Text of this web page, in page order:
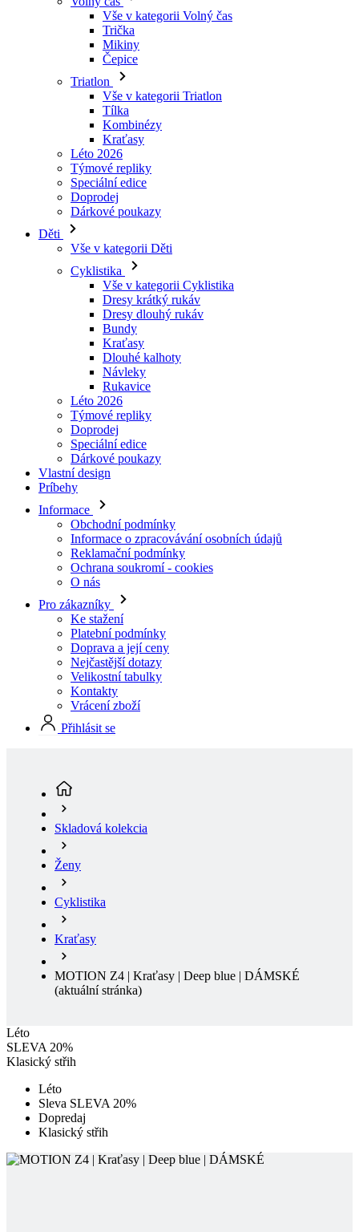
Triatlon
Vše v kategorii Triatlon
Tílka
Kombinézy
Kraťasy
Léto 2026
Týmové repliky
Speciální edice
Doprodej
Dárkové poukazy
Děti
Vše v kategorii Děti
Cyklistika
Vše v kategorii Cyklistika
Dresy dlouhý rukáv
Bundy
Kraťasy
Dlouhé kalhoty
Návleky
Rukavice
Léto 2026
Týmové repliky
Doprodej
Speciální edice
Dárkové poukazy
Vlastní design
Príbehy
Informace
Obchodní podmínky
Informace o zpracovávání osobních údajů
Reklamační podmínky
Ochrana soukromí - cookies
O nás
Pro zákazníky
Ke stažení
Platební podmínky
Doprava a její ceny
Nejčastější dotazy
Velikostní tabulky
Kontakty
Vrácení zboží
Přihlásit se
Ženy
Cyklistika
Kraťasy
MOTION Z4 | Kraťasy | Deep blue | DÁMSKÉ
(aktuální stránka)
SLEVA 20%
Klasický střih
Dopredaj
Klasický střih